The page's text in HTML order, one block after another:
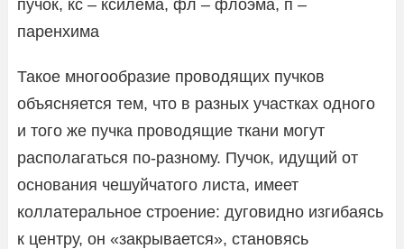
пучок, кс – ксилема, фл – флоэма, п –
паренхима
Такое многообразие проводящих пучков
объясняется тем, что в разных участках одного
и того же пучка проводящие ткани могут
располагаться по-разному. Пучок, идущий от
основания чешуйчатого листа, имеет
коллатеральное строение: дуговидно изгибаясь
к центру, он «закрывается», становясь